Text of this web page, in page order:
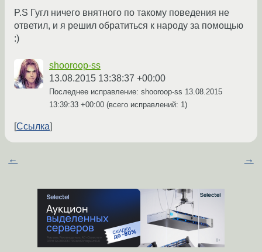
P.S Гугл ничего внятного по такому поведения не
ответил, и я решил обратиться к народу за помощью
:)
shooroop-ss
13.08.2015 13:38:37 +00:00
Последнее исправление: shooroop-ss 13.08.2015
13:39:33 +00:00 (всего исправлений: 1)
Ссылка
← →